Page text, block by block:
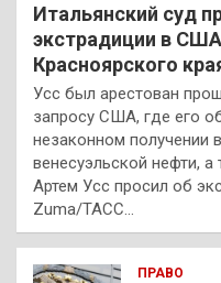
Итальянский суд
экстрадиции в
Красноярского
Усс был арестован
запросу США, где его
незаконном получении
венесуэльской нефти,
Артем Усс просил об
Zuma/ТАСС…
ПРАВО